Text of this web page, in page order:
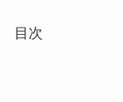
目次